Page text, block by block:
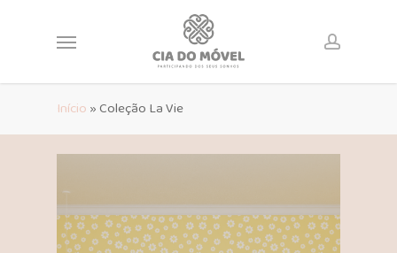
account
Menu
Início »Coleção La Vie